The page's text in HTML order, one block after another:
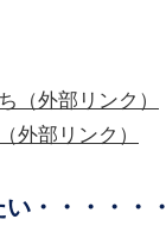
（外部リンク）
外部リンク）
・・・・・・